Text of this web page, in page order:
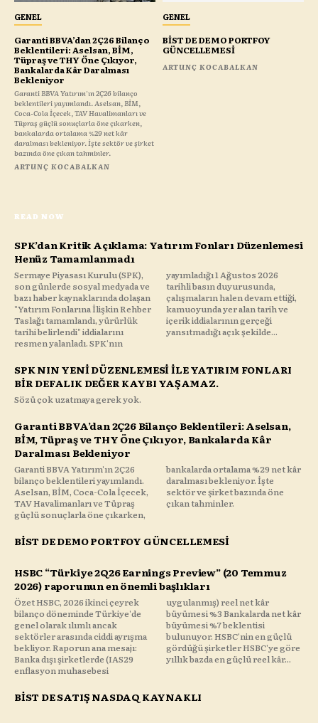
GENEL
Garanti BBVA’dan 2Ç26 Bilanço
Beklentileri: Aselsan, BİM,
Tüpraş ve THY Öne Çıkıyor,
Bankalarda Kâr Daralması
Bekleniyor
Garanti BBVA Yatırım'ın 2Ç26 bilanço
beklentileri yayımlandı. Aselsan, BİM,
Coca-Cola İçecek, TAV Havalimanları ve
Tüpraş güçlü sonuçlarla öne çıkarken,
bankalarda ortalama %29 net kâr
daralması bekleniyor. İşte sektör ve şirket
bazında öne çıkan tahminler.
ARTUNÇ KOCABALKAN
GENEL
BİST DE DEMO PORTFOY
GÜNCELLEMESİ
ARTUNÇ KOCABALKAN
READ NOW
SPK’dan Kritik Açıklama: Yatırım Fonları Düzenlemesi
Henüz Tamamlanmadı
Sermaye Piyasası Kurulu (SPK),
son günlerde sosyal medyada ve
bazı haber kaynaklarında dolaşan
"Yatırım Fonlarına İlişkin Rehber
Taslağı tamamlandı, yürürlük
tarihi belirlendi" iddialarını
resmen yalanladı. SPK'nın
yayımladığı 1 Ağustos 2026
tarihli basın duyurusunda,
çalışmaların halen devam ettiği,
kamuoyunda yer alan tarih ve
içerik iddialarının gerçeği
yansıtmadığı açık şekilde...
SPK NIN YENİ DÜZENLEMESİ İLE YATIRIM FONLARI
BİR DEFALIK DEĞER KAYBI YAŞAMAZ.
Sözü çok uzatmaya gerek yok.
Garanti BBVA’dan 2Ç26 Bilanço Beklentileri: Aselsan,
BİM, Tüpraş ve THY Öne Çıkıyor, Bankalarda Kâr
Daralması Bekleniyor
Garanti BBVA Yatırım'ın 2Ç26
bilanço beklentileri yayımlandı.
Aselsan, BİM, Coca-Cola İçecek,
TAV Havalimanları ve Tüpraş
güçlü sonuçlarla öne çıkarken,
bankalarda ortalama %29 net kâr
daralması bekleniyor. İşte
sektör ve şirket bazında öne
çıkan tahminler.
BİST DE DEMO PORTFOY GÜNCELLEMESİ
HSBC “Türkiye 2Q26 Earnings Preview” (20 Temmuz
2026) raporunun en önemli başlıkları
Özet HSBC, 2026 ikinci çeyrek
bilanço döneminde Türkiye'de
genel olarak ılımlı ancak
sektörler arasında ciddi ayrışma
bekliyor. Raporun ana mesajı:
Banka dışı şirketlerde (IAS29
enflasyon muhasebesi
uygulanmış) reel net kâr
büyümesi %3 Bankalarda net kâr
büyümesi %7 beklentisi
bulunuyor. HSBC'nin en güçlü
gördüğü şirketler HSBC'ye göre
yıllık bazda en güçlü reel kâr...
BİST DE SATIŞ NASDAQ KAYNAKLI